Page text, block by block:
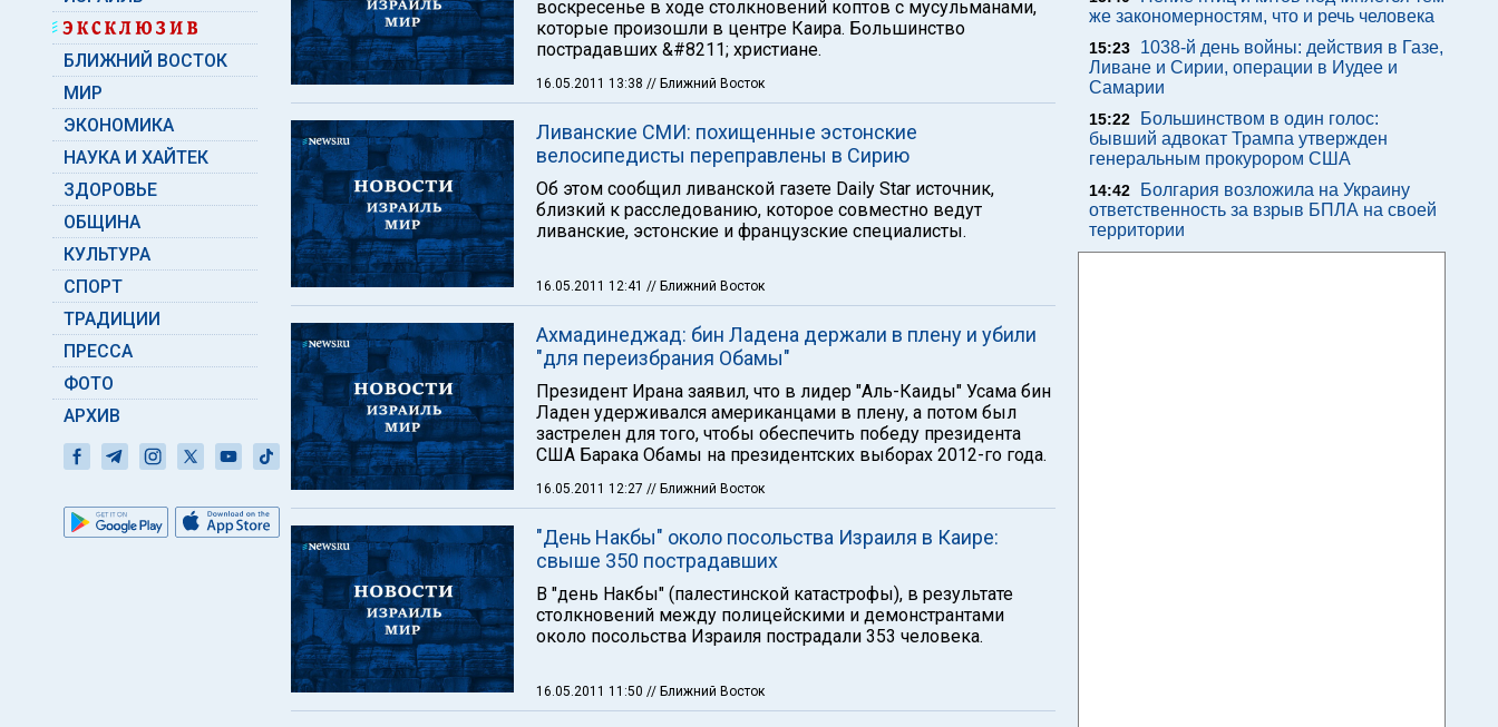
БЛИЖНИЙ ВОСТОК
МИР
ЭКОНОМИКА
НАУКА И ХАЙТЕК
ЗДОРОВЬЕ
ОБЩИНА
КУЛЬТУРА
СПОРТ
ТРАДИЦИИ
ПРЕССА
ФОТО
АРХИВ
воскресенье в ходе столкновений коптов с мусульманами,
которые произошли в центре Каира. Большинство
пострадавших &#8211; христиане.
16.05.2011 13:38 // Ближний Восток
Ливанские СМИ: похищенные эстонские
велосипедисты переправлены в Сирию
Об этом сообщил ливанской газете Daily Star источник,
близкий к расследованию, которое совместно ведут
ливанские, эстонские и французские специалисты.
16.05.2011 12:41 // Ближний Восток
Ахмадинеджад: бин Ладена держали в плену и убили
"для переизбрания Обамы"
Президент Ирана заявил, что в лидер "Аль-Каиды" Усама бин
Ладен удерживался американцами в плену, а потом был
застрелен для того, чтобы обеспечить победу президента
США Барака Обамы на президентских выборах 2012-го года.
16.05.2011 12:27 // Ближний Восток
"День Накбы" около посольства Израиля в Каире:
свыше 350 пострадавших
В "день Накбы" (палестинской катастрофы), в результате
столкновений между полицейскими и демонстрантами
около посольства Израиля пострадали 353 человека.
16.05.2011 11:50 // Ближний Восток
же закономерностям, что и речь человека
15:23
1038-й день войны: действия в Газе,
Ливане и Сирии, операции в Иудее и
Самарии
15:22
Большинством в один голос:
бывший адвокат Трампа утвержден
генеральным прокурором США
14:42
Болгария возложила на Украину
ответственность за взрыв БПЛА на своей
территории